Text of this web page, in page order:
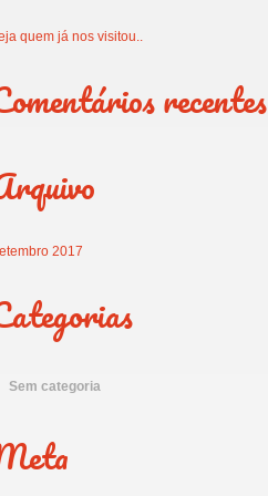
quem já nos visitou..
recentes
2017
Sem categoria